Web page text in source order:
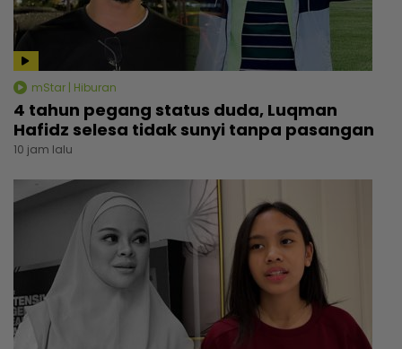
mStar | Hiburan
4 tahun pegang status duda, Luqman
Hafidz selesa tidak sunyi tanpa pasangan
10 jam lalu